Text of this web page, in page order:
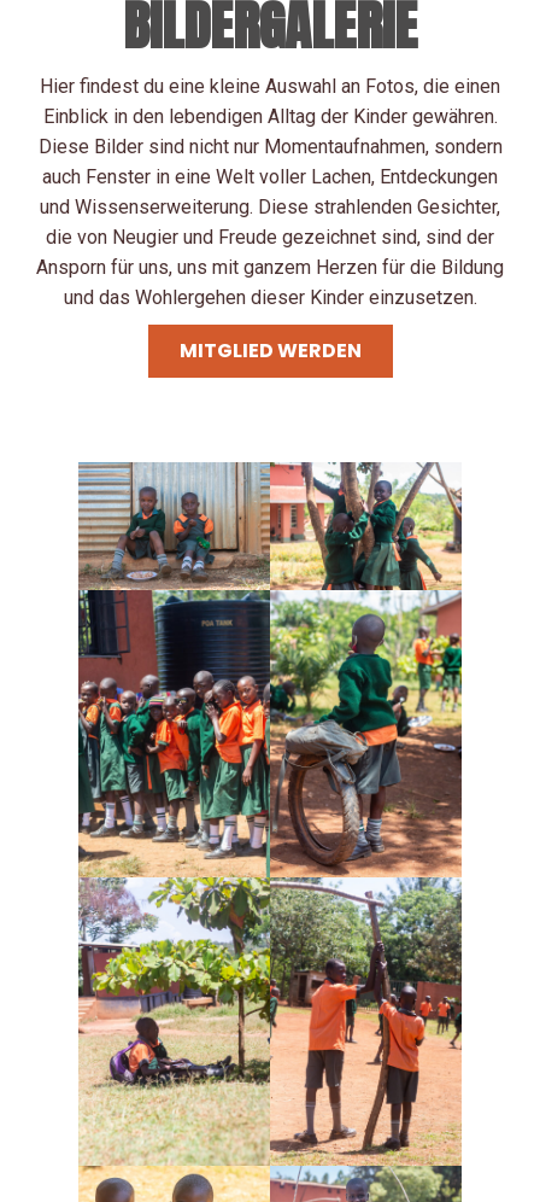
BILDERGALERIE
Hier findest du eine kleine Auswahl an Fotos, die einen
Einblick in den lebendigen Alltag der Kinder gewähren.
Diese Bilder sind nicht nur Momentaufnahmen, sondern
auch Fenster in eine Welt voller Lachen, Entdeckungen
und Wissenserweiterung. Diese strahlenden Gesichter,
die von Neugier und Freude gezeichnet sind, sind der
Ansporn für uns, uns mit ganzem Herzen für die Bildung
und das Wohlergehen dieser Kinder einzusetzen.
MITGLIED WERDEN